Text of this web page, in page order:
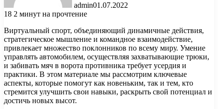
admin01.07.2022
18 2 минут на прочтение
Виртуальный спорт, объединяющий динамичные действия,
стратегическое мышление и командное взаимодействие,
привлекает множество поклонников по всему миру. Умение
управлять автомобилем, осуществляя захватывающие трюки,
и забивать мяч в ворота противника требует усердия и
практики. В этом материале мы рассмотрим ключевые
аспекты, которые помогут как новеньким, так и тем, кто
стремится улучшить свои навыки, раскрыть свой потенциал и
достичь новых высот.